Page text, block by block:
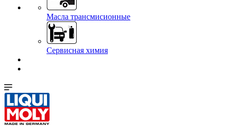
Масла трансмисионные
Сервисная химия